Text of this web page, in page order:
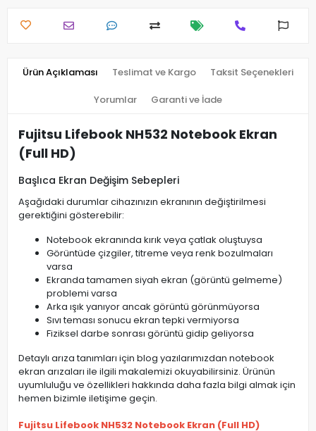
Ürün Açıklaması Teslimat ve Kargo Taksit Seçenekleri
Yorumlar Garanti ve İade
Fujitsu Lifebook NH532 Notebook Ekran
(Full HD)
Başlıca Ekran Değişim Sebepleri
Aşağıdaki durumlar cihazınızın ekranının değiştirilmesi
gerektiğini gösterebilir:
Notebook ekranında kırık veya çatlak oluştuysa
Görüntüde çizgiler, titreme veya renk bozulmaları
varsa
Ekranda tamamen siyah ekran (görüntü gelmeme)
problemi varsa
Arka ışık yanıyor ancak görüntü görünmüyorsa
Sıvı teması sonucu ekran tepki vermiyorsa
Fiziksel darbe sonrası görüntü gidip geliyorsa
Detaylı arıza tanımları için blog yazılarımızdan notebook
ekran arızaları ile ilgili makalemizi okuyabilirsiniz. Ürünün
uyumluluğu ve özellikleri hakkında daha fazla bilgi almak için
hemen bizimle iletişime geçin.
Fujitsu Lifebook NH532 Notebook Ekran (Full HD)